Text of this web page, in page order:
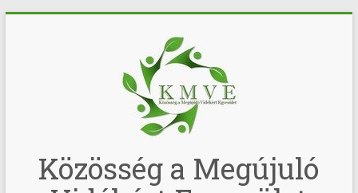
Közösség a Megújuló